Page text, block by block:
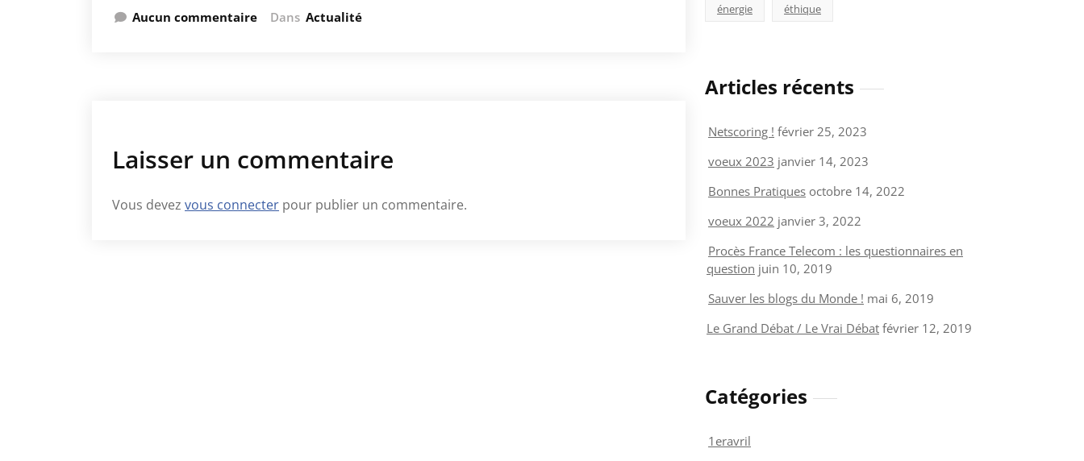
Aucun commentaire Dans Actualité
Laisser un commentaire
Vous devez vous connecter pour publier un commentaire.
énergie éthique
Articles récents
Netscoring ! février 25, 2023
voeux 2023 janvier 14, 2023
Bonnes Pratiques octobre 14, 2022
voeux 2022 janvier 3, 2022
Procès France Telecom : les questionnaires en
question juin 10, 2019
Sauver les blogs du Monde ! mai 6, 2019
Le Grand Débat / Le Vrai Débat février 12, 2019
Catégories
1eravril